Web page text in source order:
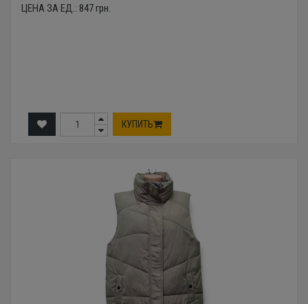
ЦЕНА ЗА ЕД.: 847грн.
КУПИТЬ